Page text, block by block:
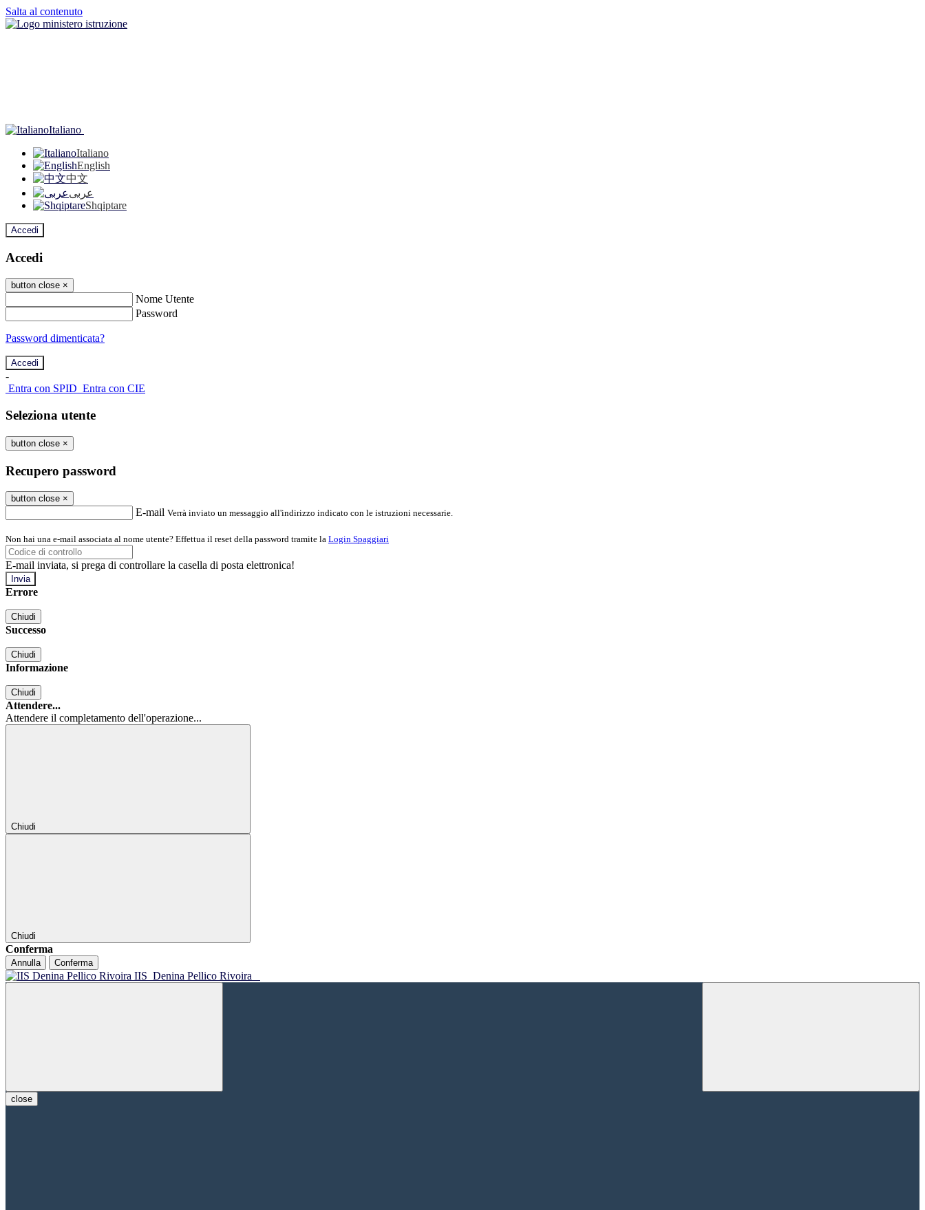
Salta al contenuto
Italiano
Italiano
English
中文
عربى
Shqiptare
Accedi
Accedi
button close ×
Nome Utente
Password
Password dimenticata?
-
Entra con SPID Entra con CIE
Seleziona utente
button close ×
Recupero password
button close ×
E-mail Verrà inviato un messaggio all'indirizzo indicato con le istruzioni necessarie.
Non hai una e-mail associata al nome utente? Effettua il reset della password tramite la Login Spaggiari
E-mail inviata, si prega di controllare la casella di posta elettronica!
Errore
Chiudi
Successo
Chiudi
Informazione
Chiudi
Attendere...
Attendere il completamento dell'operazione...
Chiudi
Chiudi
Conferma
Annulla Conferma
IIS Denina Pellico Rivoira
close